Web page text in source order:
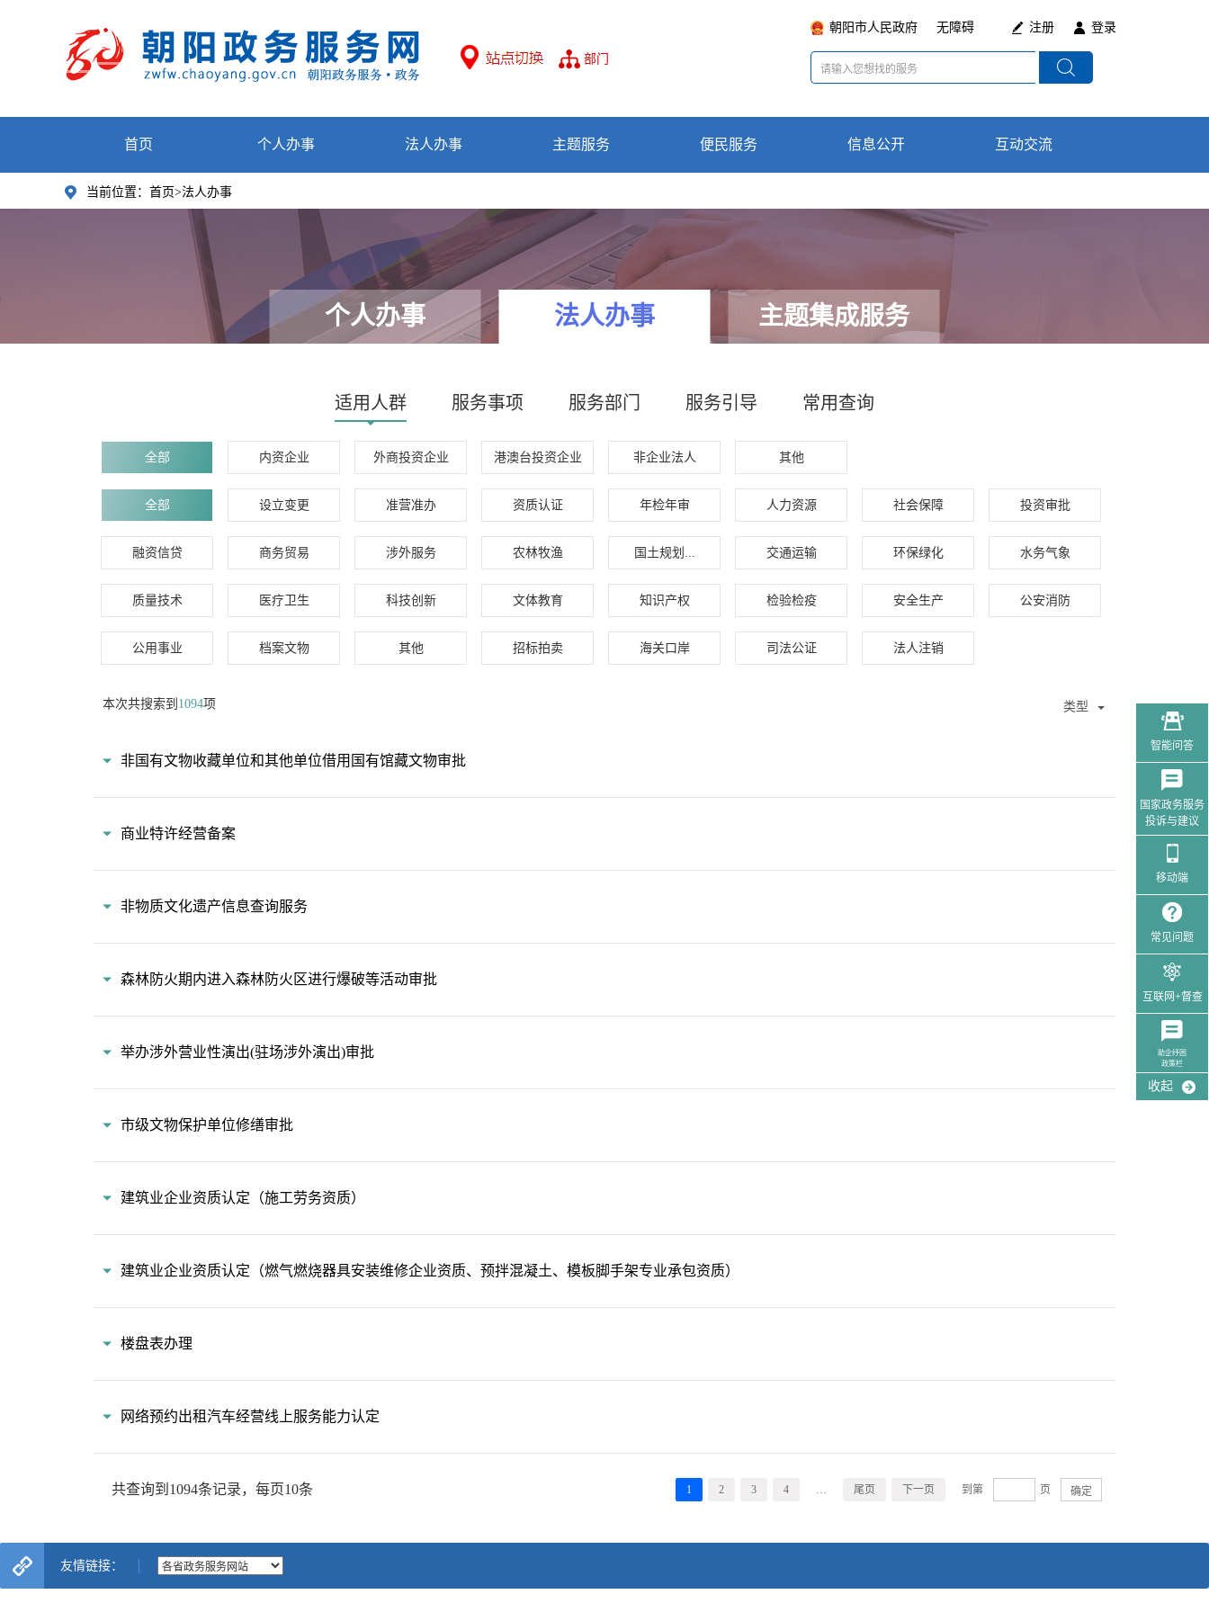
部门
朝阳市人民政府 无障碍 注册 登录
首页 个人办事 法人办事 主题服务 便民服务 数据局简介
领导分工
信息公开 互动交流
当前位置： 首页>法人办事
个人办事 法人办事 主题集成服务
适用人群 服务事项 服务部门 服务引导 常用查询
全部 内资企业 外商投资企业 港澳台投资企业 非企业法人 其他
全部 设立变更 准营准办 资质认证 年检年审 人力资源 社会保障 投资审批
融资信贷 商务贸易 涉外服务 农林牧渔 国土规划... 交通运输 环保绿化 水务气象
质量技术 医疗卫生 科技创新 文体教育 知识产权 检验检疫 安全生产 公安消防
公用事业 档案文物 其他 招标拍卖 海关口岸 司法公证 法人注销
本次共搜索到 1094项 类型
智能问答
国家政务服务
投诉与建议
移动端
常见问题
互联网+督查
助企纾困
政策栏
收起
友情链接：